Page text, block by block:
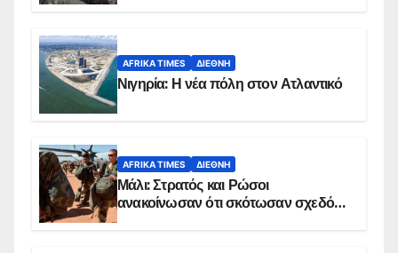
AFRIKA TIMES ΔΙΕΘΝΉ
Νιγηρία: Η νέα πόλη στον Ατλαντικό
AFRIKA TIMES ΔΙΕΘΝΉ
Μάλι: Στρατός και Ρώσοι
ανακοίνωσαν ότι σκότωσαν σχεδόν